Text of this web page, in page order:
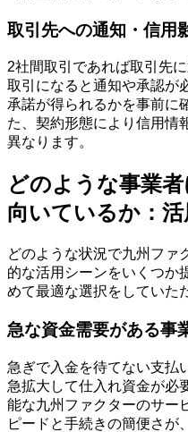
取引先への通知・信用
2社間取引であれば取引先
取引になると通知や承認が
承諾が得られるかを事前に
た、契約形態により信用情
異なります。
どのような事業
向いているか：
どのような状況で九州ファ
的な活用シーンをいくつか
めて最適な選択をしていた
急な資金需要がある事
急ぎで入金を待てない支払
急拡大して仕入れ資金が必
能な九州ファクターのサー
ピードと手続きの簡便さが